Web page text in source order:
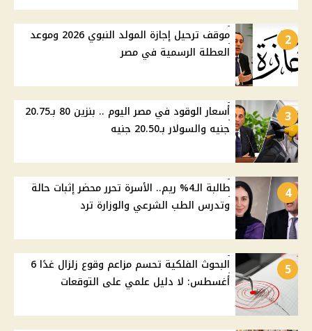
2
موقف ترحيل إجازة المولد النبوي 2026 وموعد
العطلة الرسمية في مصر
3
أسعار الوقود في مصر اليوم .. بنزين 80 بـ20.75
جنيه والسولار بـ20.50 جنيه
4
طالبة الـ4% ريم.. الأسرة تحرر محضر إثبات حالة
وتدرس الطب الشرعي والوزارة ترد
5
البحوث الفلكية تحسم مزاعم وقوع زلزال غدًا 6
أغسطس: لا دليل علمي على التوقعات